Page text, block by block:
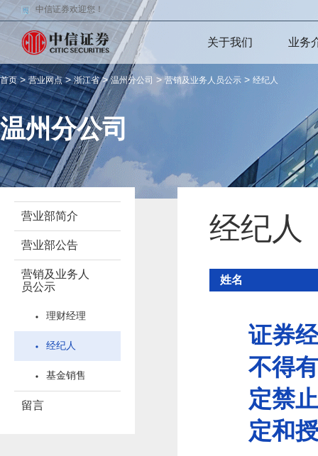
中信证券欢迎您！
关于我们 业务
首页>营业网点>浙江省>温州分公司 >营销及业务人员公示 > 经纪人
温州分公司
营业部简介
营业部公告
营销及业务人
员公示
理财经理
经纪人
基金销售
留言
经纪人
姓名
证券
不得
定禁
定和